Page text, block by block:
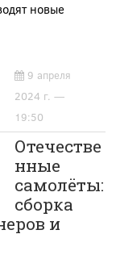
новые
9 апреля
2024 г. —
19:50
Отечестве
нные
самолёты:
сборка
и